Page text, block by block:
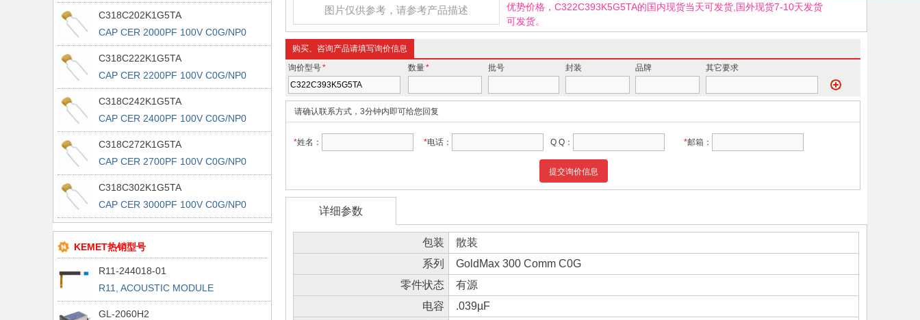
RAD
C318C202K1G5TA
CAP CER 2000PF 100V C0G/NP0
RAD
C318C222K1G5TA
CAP CER 2200PF 100V C0G/NP0
RAD
C318C242K1G5TA
CAP CER 2400PF 100V C0G/NP0
RAD
C318C272K1G5TA
CAP CER 2700PF 100V C0G/NP0
RAD
C318C302K1G5TA
CAP CER 3000PF 100V C0G/NP0
RAD
KEMET热销型号
R11-244018-01
R11, ACOUSTIC MODULE
GL-2060H2
图片仅供参考，请参考产品描述
优势价格，C322C393K5G5TA的国内现货当天可发货,国外现货7-10天发货
可发货。
购买、咨询产品请填写询价信息
询价型号* 数量* 批号 封装 品牌 其它要求
请确认联系方式，3分钟内即可给您回复
*姓名： *电话： Q Q： *邮箱：
提交询价信息
详细参数
包装
散装
系列
GoldMax 300 Comm C0G
零件状态
有源
电容
.039µF